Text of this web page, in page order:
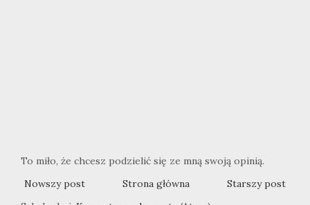
To miło, że chcesz podzielić się ze mną swoją opinią.
Nowszy post
Starszy post
Strona główna